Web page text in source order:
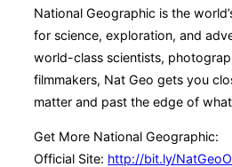
National Geographic is the
for science, exploration, and
world-class scientists,
filmmakers, Nat Geo gets you
matter and past the edge of
Get More National Geographic:
Official Site: http://bit.ly/